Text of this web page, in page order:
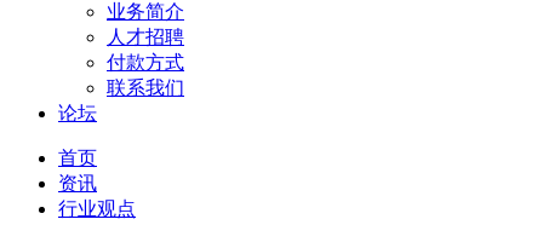
业务简介
人才招聘
付款方式
联系我们
论坛
首页
资讯
行业观点